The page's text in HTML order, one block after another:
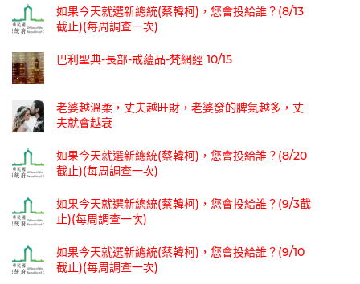
如果今天就選新總統(蔡韓柯)，您會投給誰？(8/13
截止)(每周調查一次)
巴利聖典-長部-戒蘊品-梵網經 10/15
老婆越溫柔，丈夫越旺財，老婆發的脾氣越多，丈
夫就會越衰
如果今天就選新總統(蔡韓柯)，您會投給誰？(8/20
截止)(每周調查一次)
如果今天就選新總統(蔡韓柯)，您會投給誰？(9/3截
止)(每周調查一次)
如果今天就選新總統(蔡韓柯)，您會投給誰？(9/10
截止)(每周調查一次)